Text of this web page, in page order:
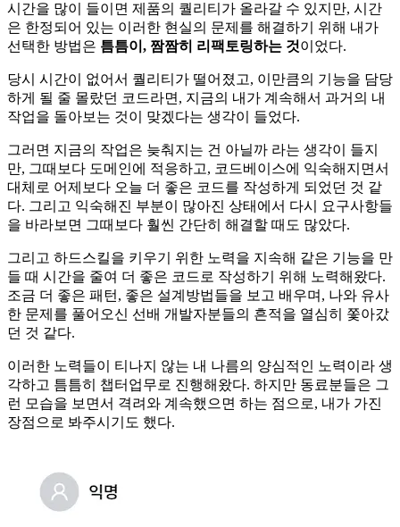
시간을 많이 들이면 제품의 퀄리티가 올라갈 수 있지만, 시간
은 한정되어 있는 이러한 현실의 문제를 해결하기 위해 내가
선택한 방법은 틈틈이, 짬짬히 리팩토링하는 것이었다.
당시 시간이 없어서 퀄리티가 떨어졌고, 이만큼의 기능을 담당
하게 될 줄 몰랐던 코드라면, 지금의 내가 계속해서 과거의 내
작업을 돌아보는 것이 맞겠다는 생각이 들었다.
그러면 지금의 작업은 늦춰지는 건 아닐까 라는 생각이 들지
만, 그때보다 도메인에 적응하고, 코드베이스에 익숙해지면서
대체로 어제보다 오늘 더 좋은 코드를 작성하게 되었던 것 같
다. 그리고 익숙해진 부분이 많아진 상태에서 다시 요구사항들
을 바라보면 그때보다 훨씬 간단히 해결할 때도 많았다.
그리고 하드스킬을 키우기 위한 노력을 지속해 같은 기능을 만
들 때 시간을 줄여 더 좋은 코드로 작성하기 위해 노력해왔다.
조금 더 좋은 패턴, 좋은 설계방법들을 보고 배우며, 나와 유사
한 문제를 풀어오신 선배 개발자분들의 흔적을 열심히 쫓아갔
던 것 같다.
이러한 노력들이 티나지 않는 내 나름의 양심적인 노력이라 생
각하고 틈틈히 챕터업무로 진행해왔다. 하지만 동료분들은 그
런 모습을 보면서 격려와 계속했으면 하는 점으로, 내가 가진
장점으로 봐주시기도 했다.